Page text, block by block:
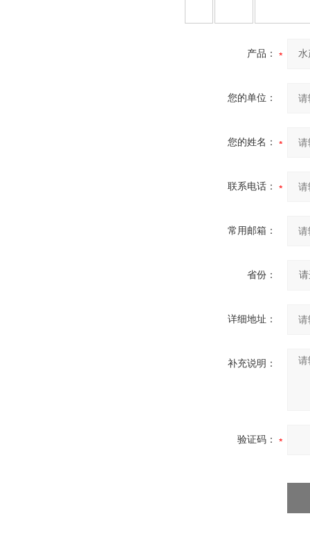
产品：
您的单位：
您的姓名：
联系电话：
常用邮箱：
省份：
详细地址：
补充说明：
验证码：